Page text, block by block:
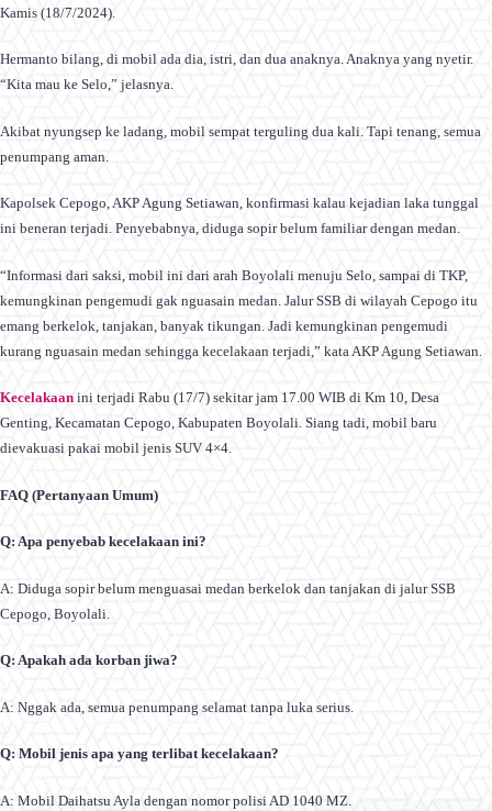
Kamis (18/7/2024).
Hermanto bilang, di mobil ada dia, istri, dan dua anaknya. Anaknya yang nyetir.
“Kita mau ke Selo,” jelasnya.
Akibat nyungsep ke ladang, mobil sempat terguling dua kali. Tapi tenang, semua
penumpang aman.
Kapolsek Cepogo, AKP Agung Setiawan, konfirmasi kalau kejadian laka tunggal
ini beneran terjadi. Penyebabnya, diduga sopir belum familiar dengan medan.
“Informasi dari saksi, mobil ini dari arah Boyolali menuju Selo, sampai di TKP,
kemungkinan pengemudi gak nguasain medan. Jalur SSB di wilayah Cepogo itu
emang berkelok, tanjakan, banyak tikungan. Jadi kemungkinan pengemudi
kurang nguasain medan sehingga kecelakaan terjadi,” kata AKP Agung Setiawan.
Kecelakaan ini terjadi Rabu (17/7) sekitar jam 17.00 WIB di Km 10, Desa
Genting, Kecamatan Cepogo, Kabupaten Boyolali. Siang tadi, mobil baru
dievakuasi pakai mobil jenis SUV 4×4.
FAQ (Pertanyaan Umum)
Q: Apa penyebab kecelakaan ini?
A: Diduga sopir belum menguasai medan berkelok dan tanjakan di jalur SSB
Cepogo, Boyolali.
Q: Apakah ada korban jiwa?
A: Nggak ada, semua penumpang selamat tanpa luka serius.
Q: Mobil jenis apa yang terlibat kecelakaan?
A: Mobil Daihatsu Ayla dengan nomor polisi AD 1040 MZ.